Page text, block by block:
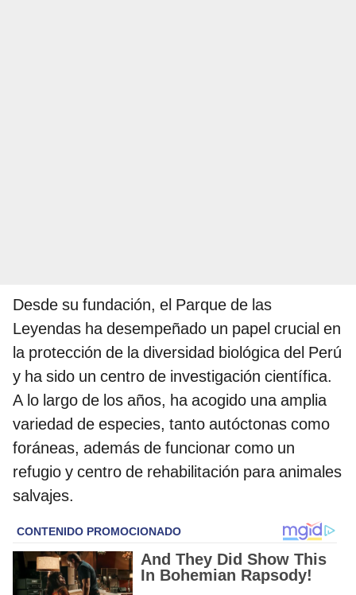
Desde su fundación, el Parque de las
Leyendas ha desempeñado un papel crucial en
la protección de la diversidad biológica del Perú
y ha sido un centro de investigación científica.
A lo largo de los años, ha acogido una amplia
variedad de especies, tanto autóctonas como
foráneas, además de funcionar como un
refugio y centro de rehabilitación para animales
salvajes.